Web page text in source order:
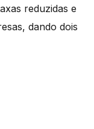
reduzidas e
dando dois